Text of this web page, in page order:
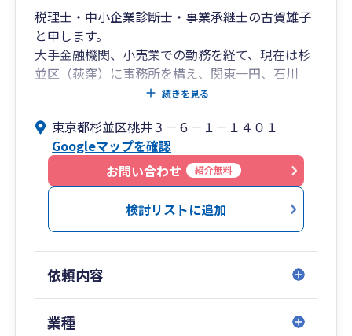
税理士・中小企業診断士・事業承継士の古賀雄子
と申します。
大手金融機関、小売業での勤務を経て、現在は杉
並区（荻窪）に事務所を構え、関東一円、石川
県、そして出身地である山口県などを中心に活動
中小企業コンサルの面では、現在課題になってい
る事業承継に関する専門知識を有する一方、「創
業」についても 公的機関様からのご依頼を受
け、ご支援のお手伝いをさせていただいておりま
お客様の総合的なご支援をモットーに「税務会
させていただきます。
まずはお気軽にご相談ください。
続きを見る
東京都杉並区桃井３－６－１－１４０１
Googleマップを確認
お問い合わせ
紹介無料
検討リストに追加
依頼内容
業種